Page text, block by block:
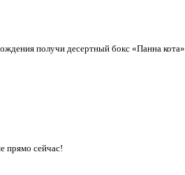
получи десертный бокс «Панна кота»
прямо сейчас!